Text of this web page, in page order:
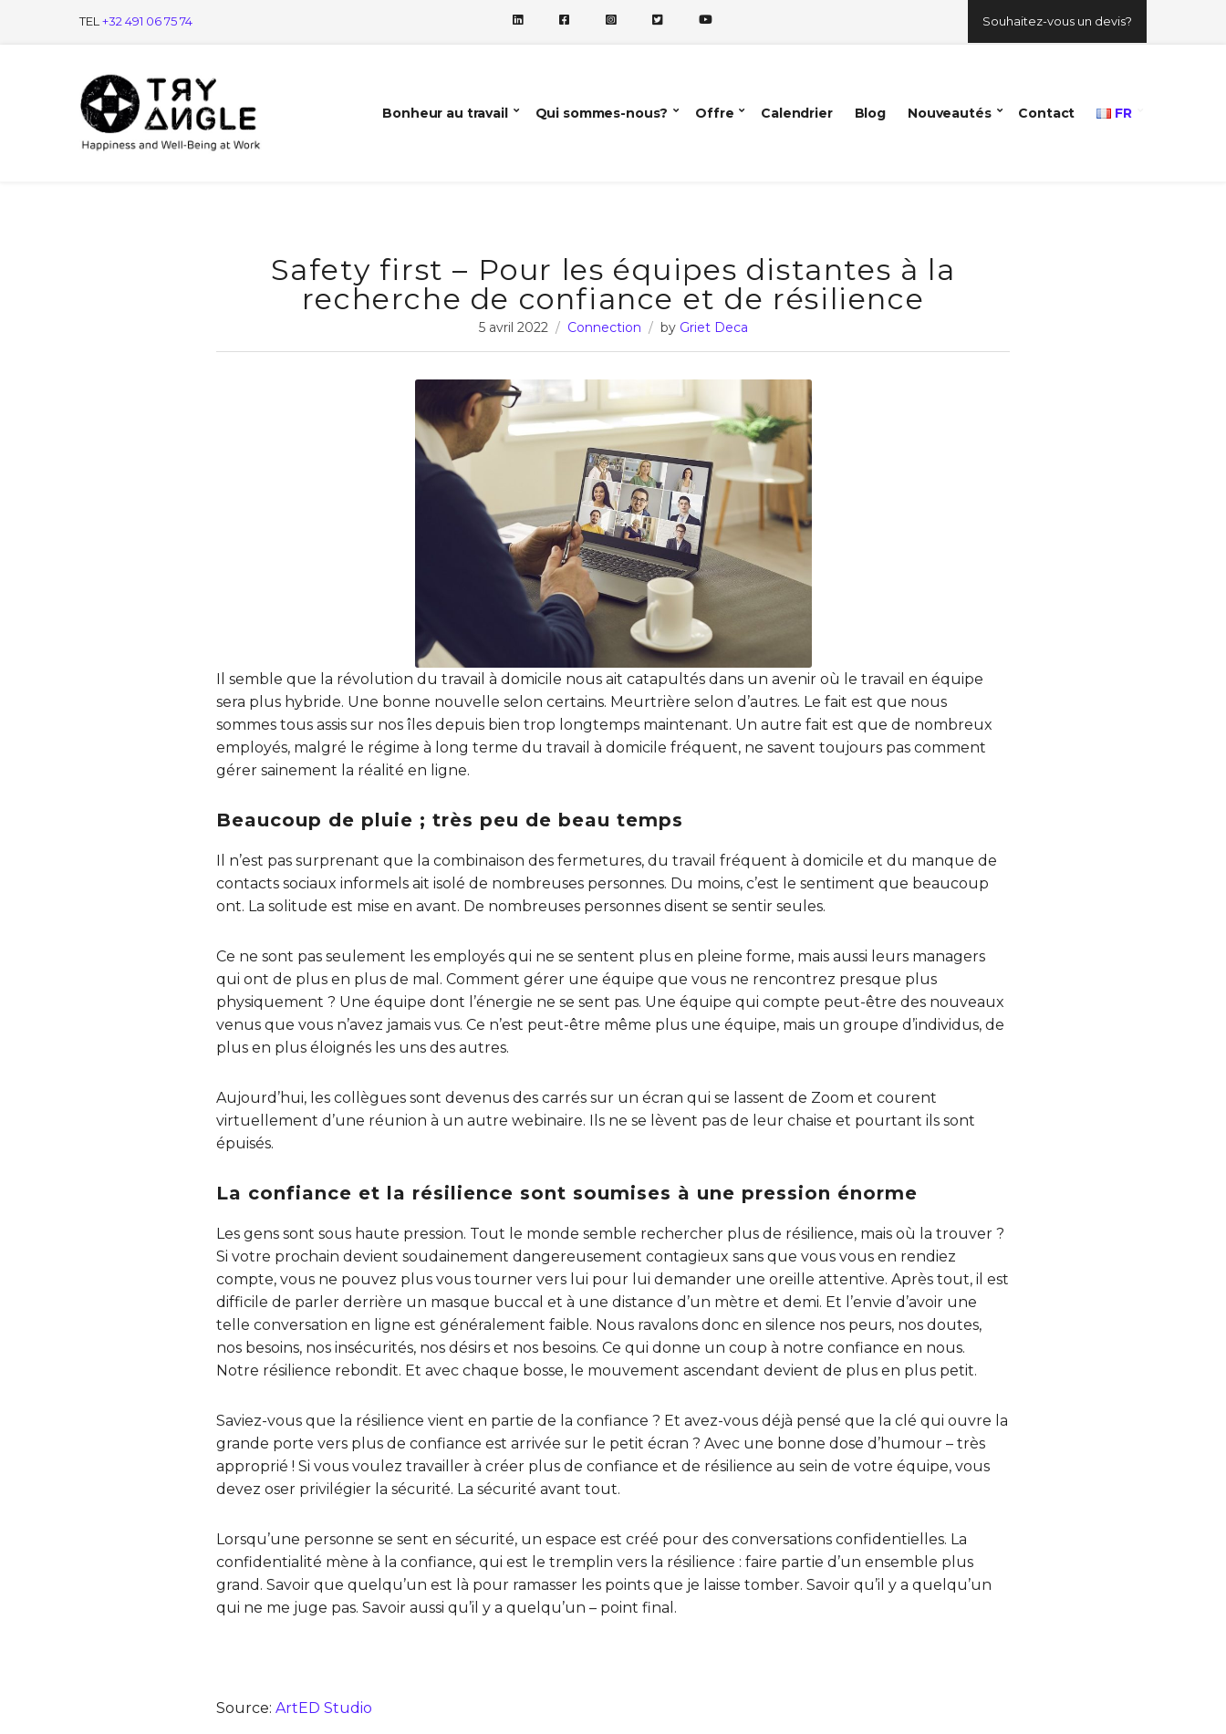
TEL +32 491 06 75 74 Souhaitez-vous un devis?
Bonheur au travail Qui sommes-nous? Offre Calendrier Blog Nouveautés Contact FR
Safety first – Pour les équipes distantes à la
recherche de confiance et de résilience
5 avril 2022 Connection by Griet Deca
Il semble que la révolution du travail à domicile nous ait catapultés dans un avenir où le travail en équipe
sera plus hybride. Une bonne nouvelle selon certains. Meurtrière selon d’autres. Le fait est que nous
sommes tous assis sur nos îles depuis bien trop longtemps maintenant. Un autre fait est que de nombreux
employés, malgré le régime à long terme du travail à domicile fréquent, ne savent toujours pas comment
gérer sainement la réalité en ligne.
Beaucoup de pluie ; très peu de beau temps
Il n’est pas surprenant que la combinaison des fermetures, du travail fréquent à domicile et du manque de
contacts sociaux informels ait isolé de nombreuses personnes. Du moins, c’est le sentiment que beaucoup
ont. La solitude est mise en avant. De nombreuses personnes disent se sentir seules.
Ce ne sont pas seulement les employés qui ne se sentent plus en pleine forme, mais aussi leurs managers
qui ont de plus en plus de mal. Comment gérer une équipe que vous ne rencontrez presque plus
physiquement ? Une équipe dont l’énergie ne se sent pas. Une équipe qui compte peut-être des nouveaux
venus que vous n’avez jamais vus. Ce n’est peut-être même plus une équipe, mais un groupe d’individus, de
plus en plus éloignés les uns des autres.
Aujourd’hui, les collègues sont devenus des carrés sur un écran qui se lassent de Zoom et courent
virtuellement d’une réunion à un autre webinaire. Ils ne se lèvent pas de leur chaise et pourtant ils sont
épuisés.
La confiance et la résilience sont soumises à une pression énorme
Les gens sont sous haute pression. Tout le monde semble rechercher plus de résilience, mais où la trouver ?
Si votre prochain devient soudainement dangereusement contagieux sans que vous vous en rendiez
compte, vous ne pouvez plus vous tourner vers lui pour lui demander une oreille attentive. Après tout, il est
difficile de parler derrière un masque buccal et à une distance d’un mètre et demi. Et l’envie d’avoir une
telle conversation en ligne est généralement faible. Nous ravalons donc en silence nos peurs, nos doutes,
nos besoins, nos insécurités, nos désirs et nos besoins. Ce qui donne un coup à notre confiance en nous.
Notre résilience rebondit. Et avec chaque bosse, le mouvement ascendant devient de plus en plus petit.
Saviez-vous que la résilience vient en partie de la confiance ? Et avez-vous déjà pensé que la clé qui ouvre la
grande porte vers plus de confiance est arrivée sur le petit écran ? Avec une bonne dose d’humour – très
approprié ! Si vous voulez travailler à créer plus de confiance et de résilience au sein de votre équipe, vous
devez oser privilégier la sécurité. La sécurité avant tout.
Lorsqu’une personne se sent en sécurité, un espace est créé pour des conversations confidentielles. La
confidentialité mène à la confiance, qui est le tremplin vers la résilience : faire partie d’un ensemble plus
grand. Savoir que quelqu’un est là pour ramasser les points que je laisse tomber. Savoir qu’il y a quelqu’un
qui ne me juge pas. Savoir aussi qu’il y a quelqu’un – point final.
Source: ArtED Studio